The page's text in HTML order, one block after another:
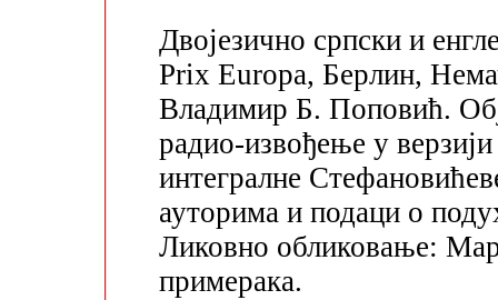
Двојезично српски и
Prix Europa, Берлин,
Владимир Б. Поповић.
радио-извођење у
интегралне
ауторима и подаци о
Ликовно обликовање:
примерака.